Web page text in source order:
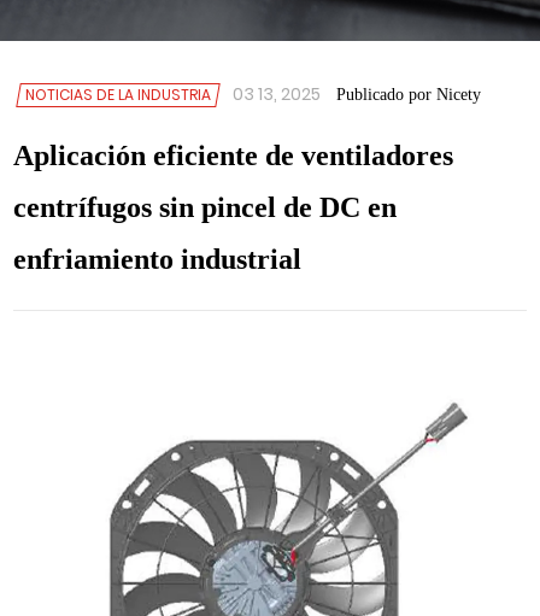
NOTICIAS DE LA INDUSTRIA 03 13, 2025 Publicado por Nicety
Aplicación eficiente de ventiladores
centrífugos sin pincel de DC en
enfriamiento industrial